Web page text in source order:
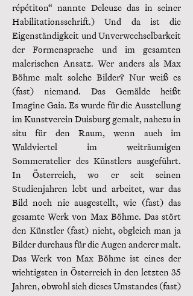
répétiton“ nannte Deleuze das in seiner
Habilitationsschrift.) Und da ist die
Eigenständigkeit und Unverwechselbarkeit
der Formensprache und im gesamten
malerischen Ansatz. Wer anders als Max
Böhme malt solche Bilder? Nur weiß es
(fast) niemand. Das Gemälde heißt
Imagine Gaia. Es wurde für die Ausstellung
im Kunstverein Duisburg gemalt, nahezu in
situ für den Raum, wenn auch im
Waldviertel im weiträumigen
Sommeratelier des Künstlers ausgeführt.
In Österreich, wo er seit seinen
Studienjahren lebt und arbeitet, war das
Bild noch nie ausgestellt, wie (fast) das
gesamte Werk von Max Böhme. Das stört
den Künstler (fast) nicht, obgleich man ja
Bilder durchaus für die Augen anderer malt.
Das Werk von Max Böhme ist eines der
wichtigsten in Österreich in den letzten 35
Jahren, obwohl sich dieses Umstandes (fast)